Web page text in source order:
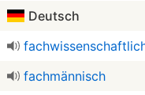
Deutsch
fachmännisch